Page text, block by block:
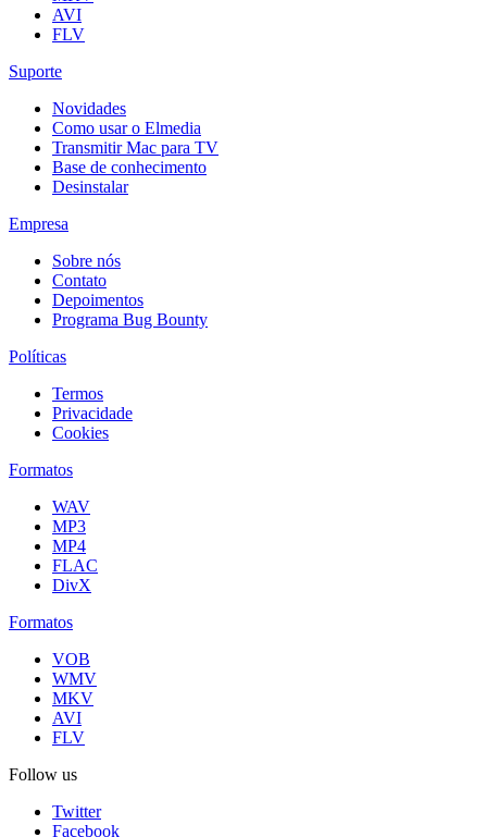
AVI
FLV
Suporte
Novidades
Como usar o Elmedia
Transmitir Mac para TV
Base de conhecimento
Desinstalar
Empresa
Sobre nós
Contato
Depoimentos
Programa Bug Bounty
Políticas
Termos
Privacidade
Cookies
Formatos
WAV
MP3
MP4
FLAC
DivX
Formatos
VOB
WMV
MKV
AVI
FLV
Follow us
Twitter
Facebook